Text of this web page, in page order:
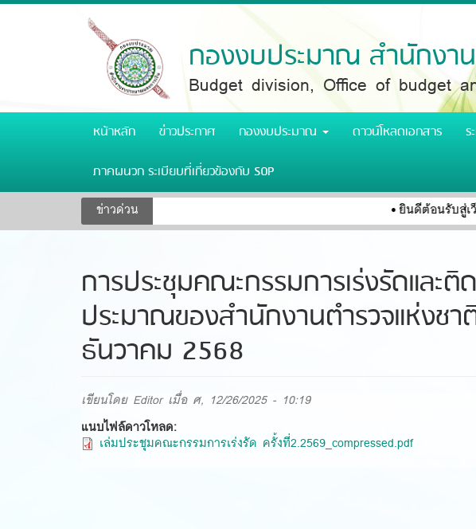
Skip
กองงบประมาณ สำนักงา
Budget division, Office of budget
หน้าหลัก ข่าวประกาศ กองงบประมาณ ดาวน์โหลดเอกสาร ร
ภาคผนวก ระเบียบที่เกี่ยวข้องกับ SOP
ข่าวด่วน
ยินดีต้อนรับสู่เว็
การประชุมคณะกรรมการเร่งรัดและ
ประมาณของสำนักงานตำรวจแห่งช
ธันวาคม 2568
เขียนโดย Editorเมื่อ ศ, 12/26/2025 - 10:19
แนบไฟล์ดาวโหลด:
เล่มประชุมคณะกรรมการเร่งรัด ครั้งที่2.2569_compressed.pdf